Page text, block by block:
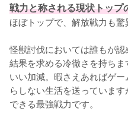
戦力と称される現状トップ
ほぼトップで、解放戦力も驚
怪獣討伐においては誰もが
結果を求める冷徹さを持ち
いい加減。暇さえあればゲ
らしない生活を送っていま
できる最強戦力です。